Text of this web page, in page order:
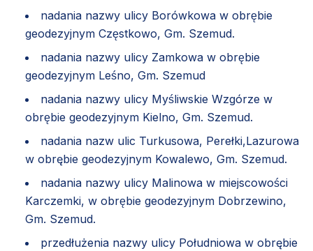
nadania nazwy ulicy Borówkowa w obrębie
geodezyjnym Częstkowo, Gm. Szemud.
nadania nazwy ulicy Zamkowa w obrębie
geodezyjnym Leśno, Gm. Szemud
nadania nazwy ulicy Myśliwskie Wzgórze w
obrębie geodezyjnym Kielno, Gm. Szemud.
nadania nazw ulic Turkusowa, Perełki,Lazurowa
w obrębie geodezyjnym Kowalewo, Gm. Szemud.
nadania nazwy ulicy Malinowa w miejscowości
Karczemki, w obrębie geodezyjnym Dobrzewino,
Gm. Szemud.
przedłużenia nazwy ulicy Południowa w obrębie